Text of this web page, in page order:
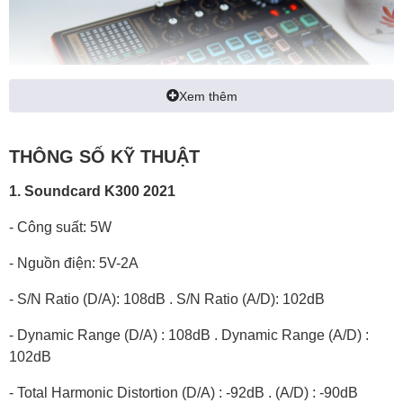
có thể chuyển đổi nhiều chế độ, hỗ trợ micro kép, phát sóng
trực tiếp kép, tai nghe kép.
Ngoài ra, nó còn có thể điều chỉnh âm bass, treble, echo,
nhiều nhóm tùy chỉnh thay đổi âm thanh và các chức năng
khác nhau.
thiết bị cùng lúc mà không cần thêm bất kỳ thứ gì.
Xem thêm
THÔNG SỐ KỸ THUẬT
1. Soundcard K300 2021
- Công suất: 5W
- Nguồn điện: 5V-2A
- S/N Ratio (D/A): 108dB . S/N Ratio (A/D): 102dB
- Dynamic Range (D/A) : 108dB . Dynamic Range (A/D) :
102dB
- Total Harmonic Distortion (D/A) : -92dB . (A/D) : -90dB